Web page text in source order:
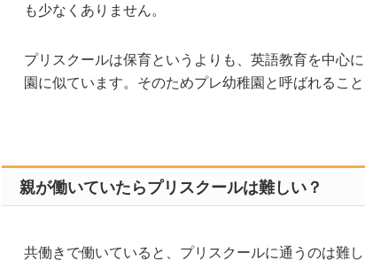
も少なくありません。
プリスクールは保育というよりも、英語教育を中心
園に似ています。そのためプレ幼稚園と呼ばれること
親が働いていたらプリスクールは難しい？
共働きで働いていると、プリスクールに通うのは難